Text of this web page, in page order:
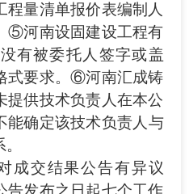
程量清单报价表编制人
⑤河南设固建设工程有
有被委托人签字或盖
式要求。⑥河南汇成铸
提供技术负责人在本公
能确定该技术负责人与
成交结果公告有异议
告发布之日起七个工作